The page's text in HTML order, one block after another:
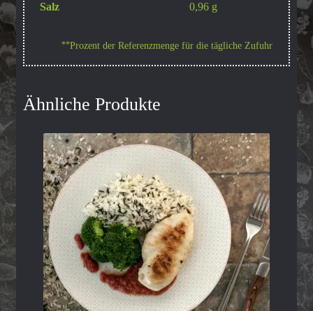
Salz 0,96 g
**Prozent der Referenzmenge für die tägliche Zufuhr
Ähnliche Produkte